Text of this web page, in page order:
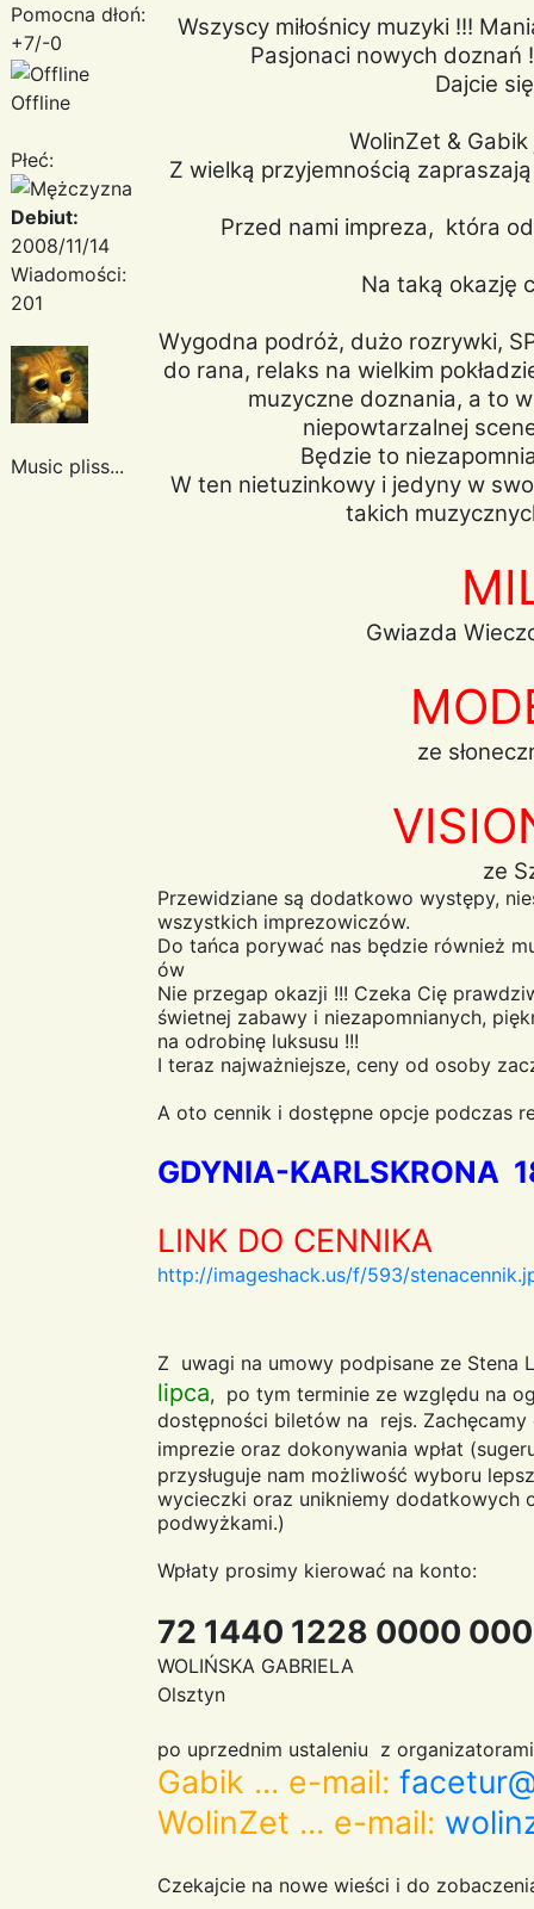
Pomocna dłoń:
+7/-0
Offline
Płeć:
Debiut:
2008/11/14
Wiadomości:
201
Music pliss...
Wszyscy miłośnicy muzyki !!!
Pasjonaci nowych doznań
Dajcie
WolinZet &
Z wielką przyjemnością
Przed nami impreza, która
Na taką okazję
Wygodna podróż, dużo rozrywki,
do rana, relaks na wielkim
muzyczne doznania, a to
niepowtarzalnej
Będzie to
W ten nietuzinkowy i jedyny w
takich
Gwiazda
ze
ze
Przewidziane są dodatkowo występy,
wszystkich imprezowiczów.
Do tańca porywać nas będzie również
ów
Nie przegap okazji !!! Czeka Cię
świetnej zabawy i niezapomnianych,
na odrobinę luksusu !!!
I teraz najważniejsze, ceny od osoby
A oto cennik i dostępne opcje podczas
GDYNIA-KARLSKRONA
LINK DO CENNIKA
http://imageshack.us/f/593/
Z uwagi na umowy podpisane ze Stena
lipca, po tym terminie ze względu na
dostępności biletów na rejs.
imprezie oraz dokonywania wpłat
przysługuje nam możliwość wyboru
wycieczki oraz unikniemy dodatkowych
podwyżkami.)
Wpłaty prosimy kierować na konto:
72 1440 1228 0000
WOLIŃSKA GABRIELA
Olsztyn
po uprzednim ustaleniu z
Gabik ... e-mail:
WolinZet ... e-mail:
Czekajcie na nowe wieści i do